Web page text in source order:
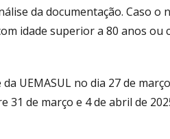
da documentação. Caso
idade superior a 80 anos ou
UEMASUL no dia 27 de
31 de março e 4 de abril de